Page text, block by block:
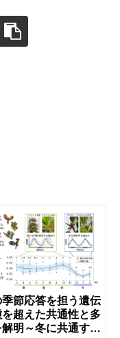
節応答を担う遺伝
超えた共通性と多
明～冬に共通する